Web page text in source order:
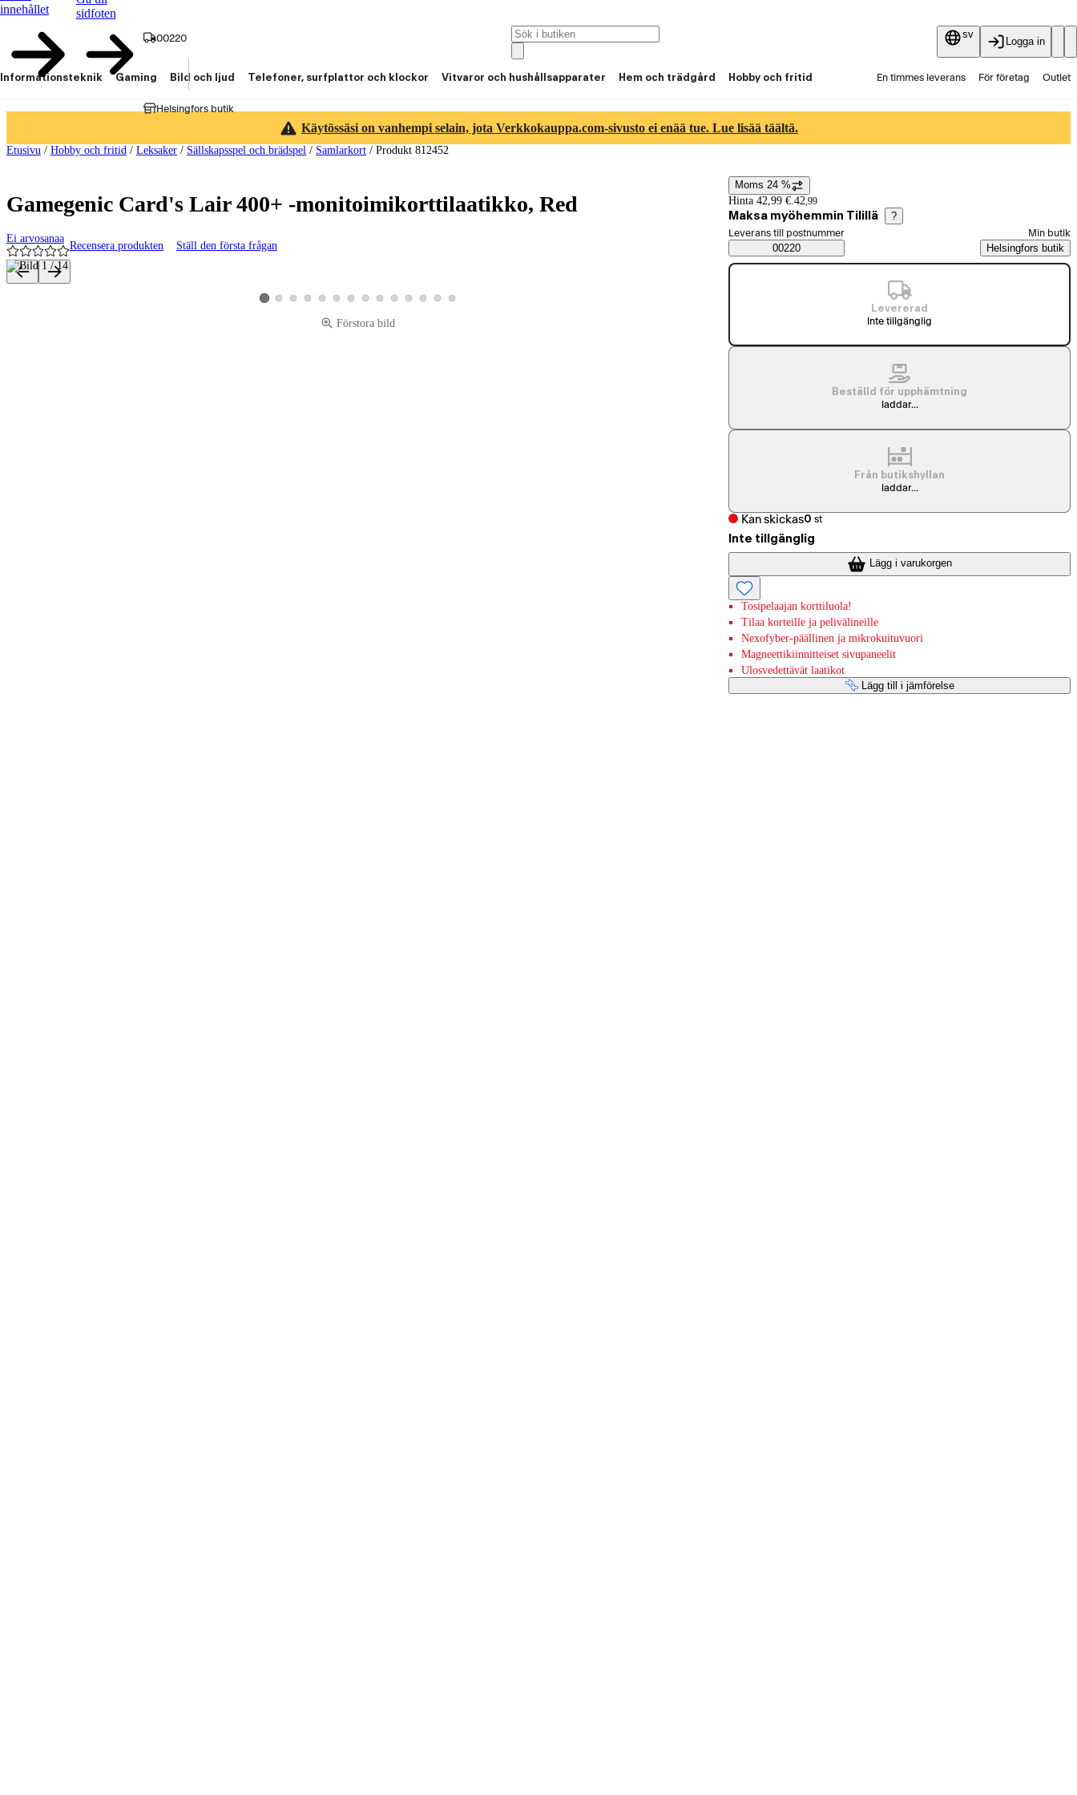
innehållet
sidfoten
00220
Helsingfors butik
sv
Logga in
Informationsteknik Gaming Bild och ljud Telefoner, surfplattor och klockor Vitvaror och hushållsapparater Hem och trädgård Hobby och fritid En timmes leverans För företag Outlet
Käytössäsi on vanhempi selain, jota Verkkokauppa.com-sivusto ei enää tue. Lue lisää täältä.
Etusivu / Hobby och fritid / Leksaker / Sällskapsspel och brädspel / Samlarkort / Produkt 812452
Gamegenic Card's Lair 400+ -monitoimikorttilaatikko, Red
Ei arvosanaa
Recensera produkten Ställ den första frågan
Produktbilder och videor
Visa produktbild 1
Visa produktbild 2
Visa produktbild 3
Visa produktbild 4
Visa produktbild 5
Visa produktbild 6
Visa produktbild 7
Visa produktbild 8
Visa produktbild 9
Visa produktbild 10
Visa produktbild 11
Visa produktbild 12
Visa produktbild 13
Visa produktbild 14
Förstora bild
Prisinformation
Moms 24 %
Hinta 42,99 €.42,99
Maksa myöhemmin Tilillä ?
Saatavuustiedot
Välj beställningssätt
Leverans till postnummer
00220
Min butik
Helsingfors butik
Levererad
Inte tillgänglig
Beställd för upphämtning
laddar...
Från butikshyllan
laddar...
Kan skickas0 st
Inte tillgänglig
Lägg i varukorgen
Tosipelaajan korttiluola!
Tilaa korteille ja pelivälineille
Nexofyber-päällinen ja mikrokuituvuori
Magneettikiinnitteiset sivupaneelit
Ulosvedettävät laatikot
Lägg till i jämförelse